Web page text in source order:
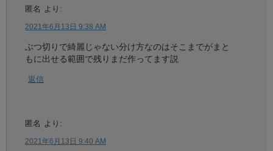
匿名 より:
2021年6月13日 9:38 AM
ぶつ切りで綺麗じゃない分け方なのはそこまでがまと
もに出せる範囲で残りまだ作ってます説
返信
匿名 より:
2021年6月13日 9:40 AM